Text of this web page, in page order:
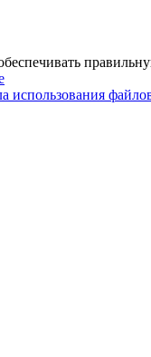
использования